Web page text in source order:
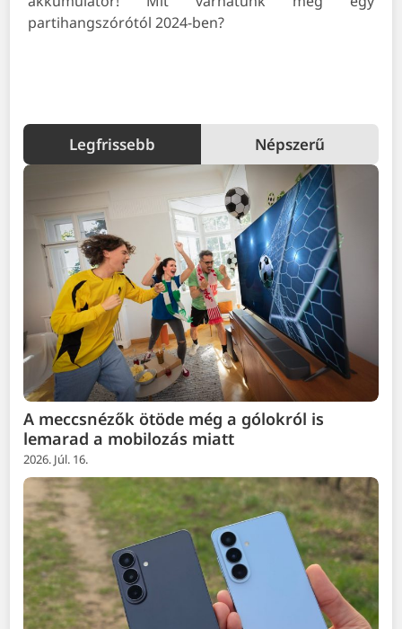
partihangszórótól 2024-ben?
Legfrissebb Népszerű
A meccsnézők ötöde még a gólokról is
lemarad a mobilozás miatt
2026. Júl. 16.